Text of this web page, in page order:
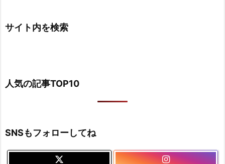
サイト内を検索
人気の記事TOP10
SNSもフォローしてね